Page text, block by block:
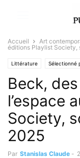
Accueil Art
éditions Playlist Society,
Littérature Sélectionné
Beck,
l’espace
Society,
2025
Par Stanislas Claude -